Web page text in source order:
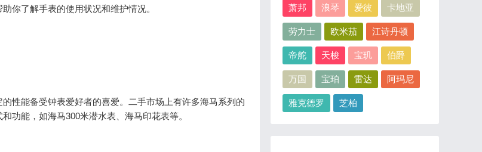
你了解手表的使用状况和维护情况。
性能备受钟表爱好者的喜爱。二手市场上有许多海马系列的
功能，如海马300米潜水表、海马印花表等。
萧邦 浪琴 爱彼 卡地亚
劳力士 欧米茄 江诗丹顿
帝舵 天梭 宝玑 伯爵
万国 宝珀 雷达 阿玛尼
雅克德罗 芝柏